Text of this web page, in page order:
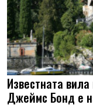
Известната
Джеймс Бонд е